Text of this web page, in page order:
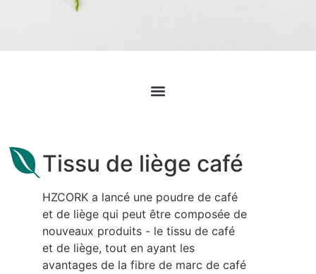
Tissu de liège café
HZCORK a lancé une poudre de café
et de liège qui peut être composée de
nouveaux produits - le tissu de café
et de liège, tout en ayant les
avantages de la fibre de marc de café